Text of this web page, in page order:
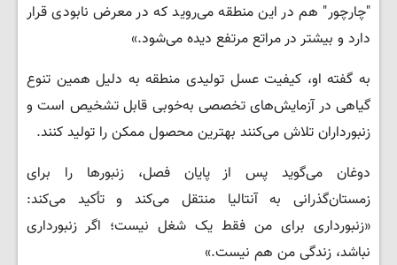
"چارچور" هم در این منطقه می‌روید که در معرض نابودی قرار
دارد و بیشتر در مراتع مرتفع دیده می‌شود.»
به گفته او، کیفیت عسل تولیدی منطقه به دلیل همین تنوع
گیاهی در آزمایش‌های تخصصی به‌خوبی قابل تشخیص است و
زنبورداران تلاش می‌کنند بهترین محصول ممکن را تولید کنند.
دوغان می‌گوید پس از پایان فصل، زنبورها را برای
زمستان‌گذرانی به آنتالیا منتقل می‌کند و تأکید می‌کند:
«زنبورداری برای من فقط یک شغل نیست؛ اگر زنبورداری
نباشد، زندگی من هم نیست.»